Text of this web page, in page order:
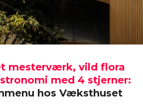
mesterværk, vild flora
med 4 stjerner:
hos Væksthuset